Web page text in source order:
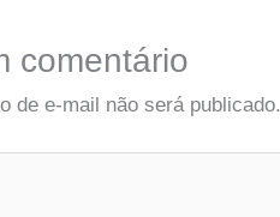
comentário
de e-mail não será publicado.